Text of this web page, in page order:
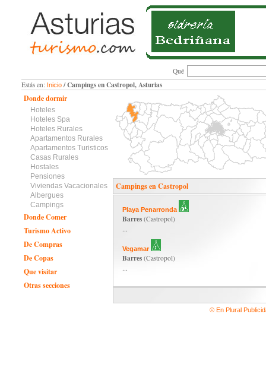
Qué
Estás en: Inicio/ Campings en Castropol, Asturias
Donde dormir
Hoteles
Hoteles Spa
Hoteles Rurales
Apartamentos Rurales
Apartamentos Turisticos
Casas Rurales
Hostales
Pensiones
Viviendas Vacacionales
Albergues
Campings
Donde Comer
Turismo Activo
De Compras
De Copas
Que visitar
Otras secciones
Campings en Castropol
Playa Penarronda
Barres(Castropol)
...
Vegamar
Barres(Castropol)
...
© En Plural